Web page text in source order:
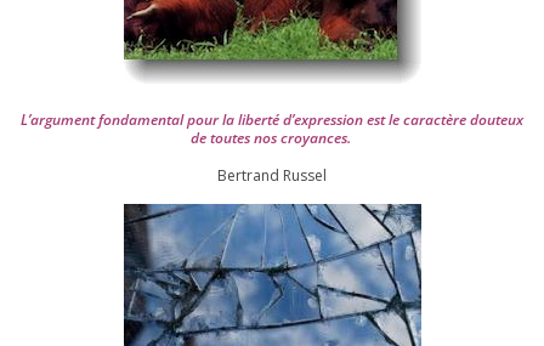
L’argument fon­da­men­tal pour la liber­té d’expression est le carac­tère dou­teux
de toutes nos croyances.
Ber­trand Russel